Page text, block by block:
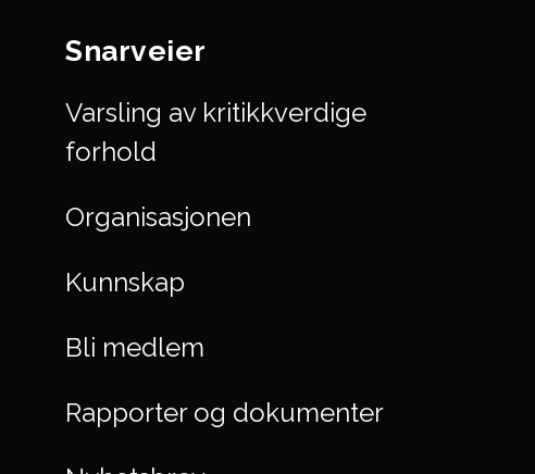
Snarveier
Varsling av kritikkverdige
forhold
Organisasjonen
Kunnskap
Bli medlem
Rapporter og dokumenter